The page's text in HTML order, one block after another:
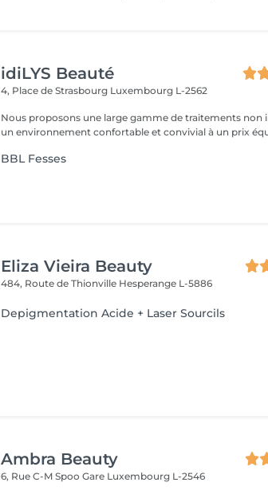
idiLYS Beauté
4, Place de Strasbourg Luxembourg L-2562
Nous proposons une large gamme de traitements non
un environnement confortable et convivial à un prix
BBL Fesses
Eliza Vieira Beauty
484, Route de Thionville Hesperange L-5886
Depigmentation Acide + Laser Sourcils
Ambra Beauty
6, Rue C-M Spoo Gare Luxembourg L-2546